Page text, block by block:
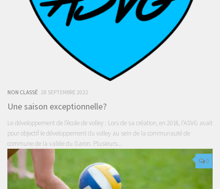
NON CLASSÉ 28 SEPTEMBRE 2022
Une saison exceptionnelle?
Le développement de l’école de volley : Lors de sa création, en 2016, l’ASVG avait
pour objectif le développement du volley au sein de la communauté de
commune de la vallée du Garon. Plusieurs...
0